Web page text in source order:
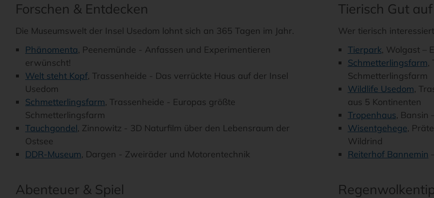
Forschen & Entdecken
Die Museumswelt der Insel Usedom lohnt sich an 365 Tagen im Jahr.
Phänomenta, Peenemünde - Anfassen und Experimentieren
erwünscht!
Welt steht Kopf, Trassenheide - Das verrückte Haus auf der Insel
Usedom
Schmetterlingsfarm, Trassenheide - Europas größte
Schmetterlingsfarm
Tauchgondel, Zinnowitz - 3D Naturfilm über den Lebensraum der
Ostsee
DDR-Museum, Dargen - Zweiräder und Motorentechnik
Tierisch Gut
Wer tierisch
Tierpark, Wolgast –
Schmetterlingsfarm,
Schmetterlingsfarm
Wildlife Usedom,
aus 5 Kontinenten
Tropenhaus, Bansin
Wisentgehege,
Wildrind
Reiterhof Bannemin
Abenteuer & Spiel